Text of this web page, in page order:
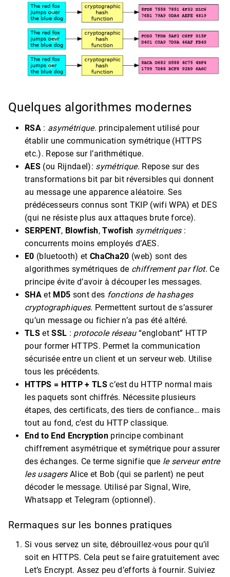
Quelques algorithmes modernes
RSA : asymétrique. principalement utilisé pour
établir une communication symétrique (HTTPS
etc.). Repose sur l’arithmétique.
AES (ou Rijndael): symétrique. Repose sur des
transformations bit par bit réversibles qui donnent
au message une apparence aléatoire. Ses
prédécesseurs connus sont TKIP (wifi WPA) et DES
(qui ne résiste plus aux attaques brute force).
SERPENT, Blowfish,Twofish symétriques:
concurrents moins employés d’AES.
E0 (bluetooth) et ChaCha20 (web) sont des
algorithmes symétriques de chiffrement par flot. Ce
principe évite d’avoir à découper les messages.
SHA et MD5 sont des fonctions de hashages
cryptographiques. Permettent surtout de s’assurer
qu’un message ou fichier n’a pas été altéré.
TLS etSSL : protocole réseau“englobant” HTTP
pour former HTTPS. Permet la communication
sécurisée entre un client et un serveur web. Utilise
tous les précédents.
HTTPS = HTTP + TLSc’est du HTTP normal mais
les paquets sont chiffrés. Nécessite plusieurs
étapes, des certificats, des tiers de confiance… mais
tout au fond, c’est du HTTP classique.
End to End Encryptionprincipe combinant
chiffrement asymétrique et symétrique pour assurer
des échanges. Ce terme signifie que le serveur entre
les usagersAlice et Bob (qui se parlent) ne peut
décoder le message. Utilisé par Signal, Wire,
Whatsapp et Telegram (optionnel).
Rermaques sur les bonnes pratiques
Si vous servez un site, débrouillez-vous pour qu’il
soit en HTTPS. Cela peut se faire gratuitement avec
Let’s Encrypt. Assez peu d’efforts à fournir. Suiviez